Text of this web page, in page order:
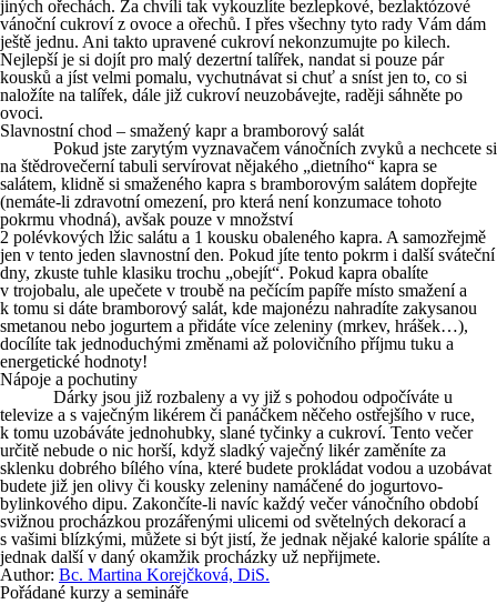
jiných ořechách. Za chvíli tak vykouzlíte bezlepkové, bezlaktózové
vánoční cukroví z ovoce a ořechů. I přes všechny tyto rady Vám dám
ještě jednu. Ani takto upravené cukroví nekonzumujte po kilech.
Nejlepší je si dojít pro malý dezertní talířek, nandat si pouze pár
kousků a jíst velmi pomalu, vychutnávat si chuť a sníst jen to, co si
naložíte na talířek, dále již cukroví neuzobávejte, raději sáhněte po
ovoci.
Slavnostní chod – smažený kapr a bramborový salát
Pokud jste zarytým vyznavačem vánočních zvyků a nechcete si
na štědrovečerní tabuli servírovat nějakého „dietního“ kapra se
salátem, klidně si smaženého kapra s bramborovým salátem dopřejte
(nemáte-li zdravotní omezení, pro která není konzumace tohoto
pokrmu vhodná), avšak pouze v množství
2 polévkových lžic salátu a 1 kousku obaleného kapra. A samozřejmě
jen v tento jeden slavnostní den. Pokud jíte tento pokrm i další sváteční
dny, zkuste tuhle klasiku trochu „obejít“. Pokud kapra obalíte
v trojobalu, ale upečete v troubě na pečícím papíře místo smažení a
k tomu si dáte bramborový salát, kde majonézu nahradíte zakysanou
smetanou nebo jogurtem a přidáte více zeleniny (mrkev, hrášek…),
docílíte tak jednoduchými změnami až polovičního příjmu tuku a
energetické hodnoty!
Nápoje a pochutiny
Dárky jsou již rozbaleny a vy již s pohodou odpočíváte u
televize a s vaječným likérem či panáčkem něčeho ostřejšího v ruce,
k tomu uzobáváte jednohubky, slané tyčinky a cukroví. Tento večer
určitě nebude o nic horší, když sladký vaječný likér zaměníte za
sklenku dobrého bílého vína, které budete prokládat vodou a uzobávat
budete již jen olivy či kousky zeleniny namáčené do jogurtovo-
bylinkového dipu. Zakončíte-li navíc každý večer vánočního období
svižnou procházkou prozářenými ulicemi od světelných dekorací a
s vašimi blízkými, můžete si být jistí, že jednak nějaké kalorie spálíte a
jednak další v daný okamžik procházky už nepřijmete.
Author: Bc. Martina Korejčková, DiS.
Pořádané kurzy a semináře